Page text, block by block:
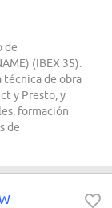
de
(IBEX 35).
técnica de obra
y Presto, y
formación
de